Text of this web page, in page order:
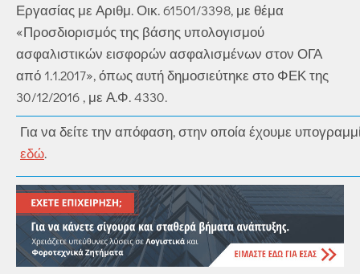
Εργασίας με Αριθμ. Οικ. 61501/3398, με θέμα
«Προσδιορισμός της βάσης υπολογισμού
ασφαλιστικών εισφορών ασφαλισμένων στον ΟΓΑ
από 1.1.2017», όπως αυτή δημοσιεύτηκε στο ΦΕΚ της
30/12/2016 , με Α.Φ. 4330.
Για να δείτε την απόφαση, στην οποία έχουμε
εδώ.